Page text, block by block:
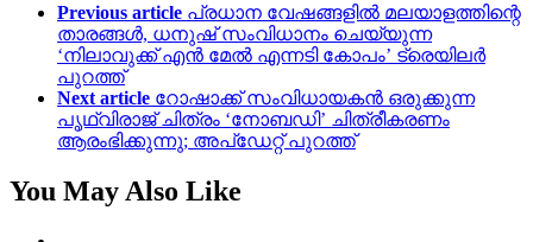
Previous article പ്രധാന വേഷങ്ങളിൽ മലയാളത്തിന്റെ
താരങ്ങൾ, ധനുഷ് സംവിധാനം ചെയ്യുന്ന
‘നിലാവുക്ക് എൻ മേൽ എന്നടി കോപം’ ട്രെയിലർ
പുറത്ത്
Next article റോഷാക്ക് സംവിധായകൻ ഒരുക്കുന്ന
പൃഥ്വിരാജ് ചിത്രം ‘നോബഡി’ ചിത്രീകരണം
ആരംഭിക്കുന്നു; അപ്‌ഡേറ്റ് പുറത്ത്
You May Also Like